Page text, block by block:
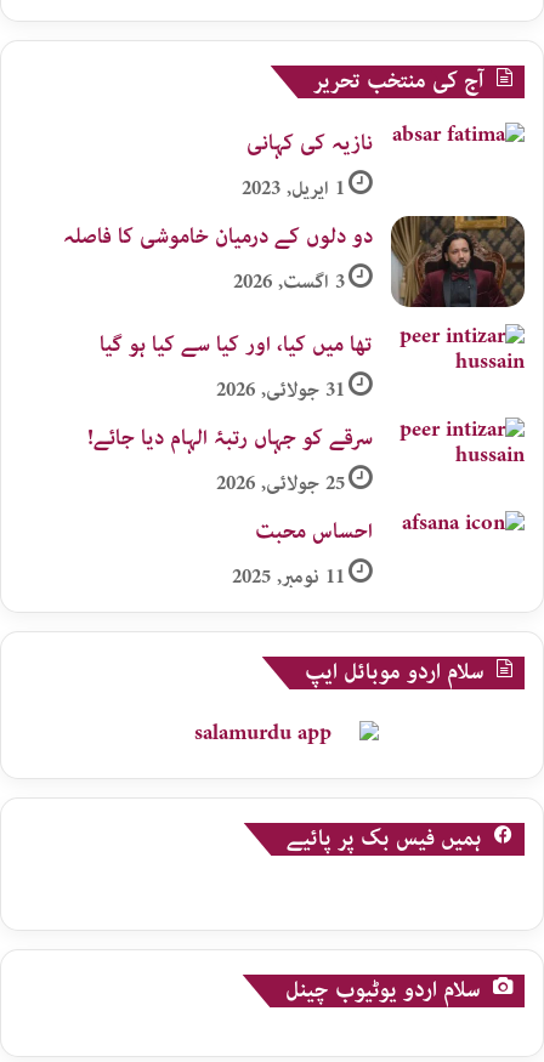
آج کی منتخب تحریر
نازیہ کی کہانی
1 اپریل, 2023
دو دلوں کے درمیان خاموشی کا فاصلہ
3 اگست, 2026
تھا میں کیا، اور کیا سے کیا ہو گیا
31 جولائی, 2026
سرقے کو جہاں رتبۂ الہام دیا جائے!
25 جولائی, 2026
احساس محبت
11 نومبر, 2025
سلام اردو موبائل ایپ
ہمیں فیس بک پر پائیے
سلام اردو یوٹیوب چینل